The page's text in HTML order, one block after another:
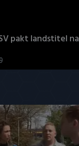
pakt landstitel na